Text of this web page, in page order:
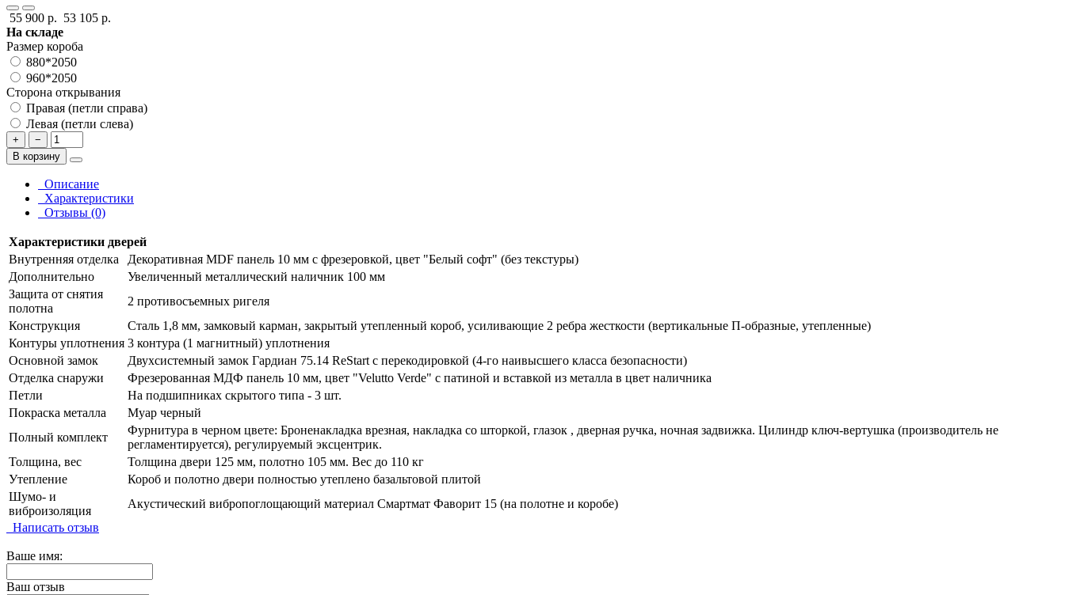
55 900 р. 53 105 р.
На складе
Размер короба
880*2050
960*2050
Сторона открывания
Правая (петли справа)
Левая (петли слева)
+
−
В корзину
Описание
Характеристики
Отзывы (0)
Характеристики дверей
Внутренняя отделка
Декоративная MDF панель 10 мм с фрезеровкой, цвет "Белый софт" (без текстуры)
Дополнительно
Увеличенный металлический наличник 100 мм
Защита от снятия
полотна
2 противосъемных ригеля
Конструкция
Сталь 1,8 мм, замковый карман, закрытый утепленный короб, усиливающие 2 ребра жесткости (вертикальные П-образные, утепленные)
Контуры уплотнения 3 контура (1 магнитный) уплотнения
Основной замок
Двухсистемный замок Гардиан 75.14 ReStart с перекодировкой (4-го наивысшего класса безопасности)
Отделка снаружи
Фрезерованная МДФ панель 10 мм, цвет "Velutto Verde" с патиной и вставкой из металла в цвет наличника
Петли
На подшипниках скрытого типа - 3 шт.
Покраска металла
Муар черный
Полный комплект
Фурнитура в черном цвете: Броненакладка врезная, накладка со шторкой, глазок , дверная ручка, ночная задвижка. Цилиндр ключ-вертушка (производитель не
регламентируется), регулируемый эксцентрик.
Толщина, вес
Толщина двери 125 мм, полотно 105 мм. Вес до 110 кг
Утепление
Короб и полотно двери полностью утеплено базальтовой плитой
Шумо- и
виброизоляция
Акустический вибропоглощающий материал Смартмат Фаворит 15 (на полотне и коробе)
Написать отзыв
Ваше имя:
Ваш отзыв